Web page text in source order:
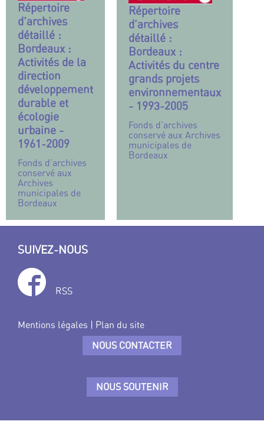
Répertoire
d’archives
détaillé :
Bordeaux :
Activités de la
direction
développement
durable et
écologie
urbaine -
1961-2009
Fonds d’archives
conservé aux
Archives
municipales de
Bordeaux
Répertoire
d’archives
détaillé :
Bordeaux :
Activités du centre
grands projets
environnementaux
- 1993-2005
Fonds d’archives
conservé aux Archives
municipales de
Bordeaux
SUIVEZ-NOUS
RSS
Mentions légales | Plan du site
NOUS CONTACTER
NOUS SOUTENIR